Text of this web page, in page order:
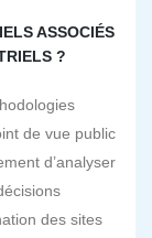
ASSOCIÉS
?
de vue public
d’analyser
des sites